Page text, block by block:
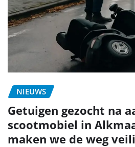
NIEUWS
Getuigen gezocht na
scootmobiel in
maken we de weg